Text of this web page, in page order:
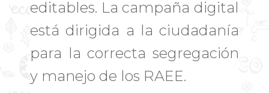
editables. La campaña digital
está dirigida a la ciudadanía
para la correcta segregación
y manejo de los RAEE.